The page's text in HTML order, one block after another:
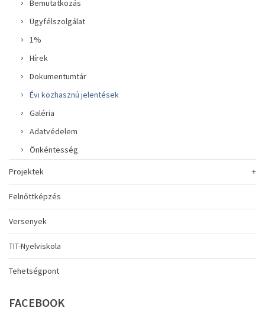
Bemutatkozás
Ügyfélszolgálat
1%
Hírek
Dokumentumtár
Évi közhasznú jelentések
Galéria
Adatvédelem
Önkéntesség
Projektek
Felnőttképzés
Versenyek
TIT-Nyelviskola
Tehetségpont
FACEBOOK